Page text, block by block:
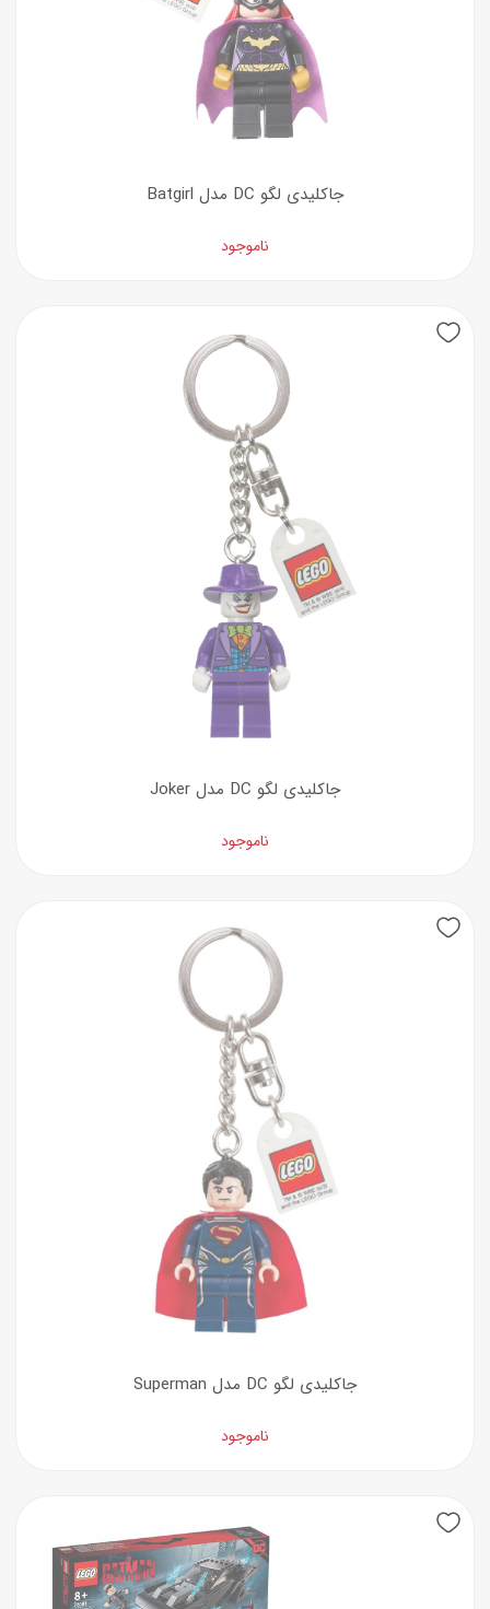
جاکلیدی لگو DC مدل Batgirl
ناموجود
جاکلیدی لگو DC مدل Joker
ناموجود
جاکلیدی لگو DC مدل Superman
ناموجود